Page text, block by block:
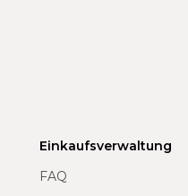
Einkaufsverwaltung
FAQ